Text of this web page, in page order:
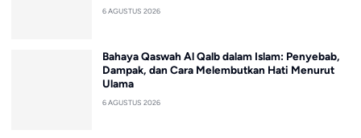
6 AGUSTUS 2026
Bahaya Qaswah Al Qalb dalam Islam: Penyebab,
Dampak, dan Cara Melembutkan Hati Menurut
Ulama
6 AGUSTUS 2026